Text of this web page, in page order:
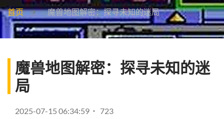
首页 魔兽地图解密：探寻未知的迷局
魔兽地图解密：探寻未知的迷
局
2025-07-15 06:34:59 723